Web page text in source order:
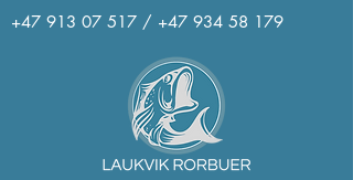
+47 913 07 517 / +47 934 58 179